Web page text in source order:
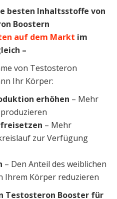
besten Inhaltsstoffe von
Boostern
auf dem Markt im
–
von Testosteron
Ihr Körper:
erhöhen – Mehr
– Mehr
zur Verfügung
– Den Anteil des weiblichen
Ihrem Körper reduzieren
Testosteron Booster für